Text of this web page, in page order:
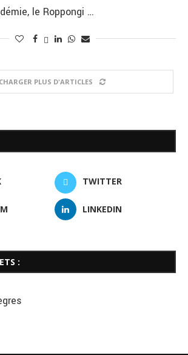
le Roppongi …
CHARGER PLUS D'ARTICLES
TWITTER
LINKEDIN
: